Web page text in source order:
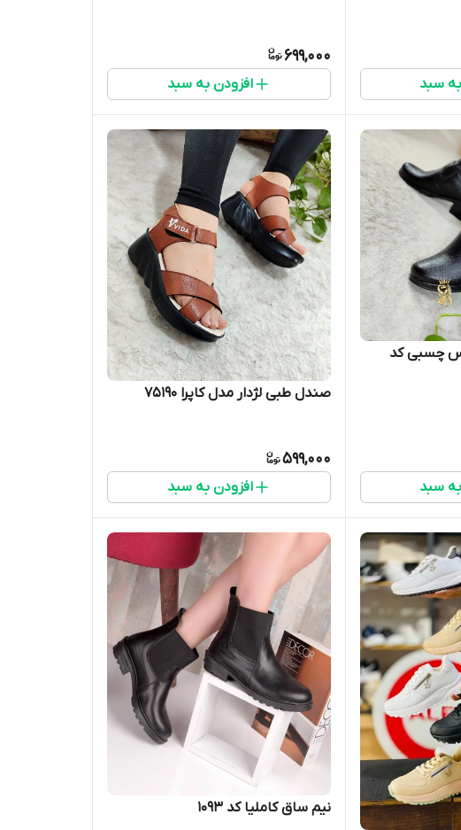
سبد
699,000
افزودن به سبد
چسبی کد
سبد
صندل طبی لژدار مدل کاپرا 75190
599,000
افزودن به سبد
نیم ساق کاملیا کد 1093